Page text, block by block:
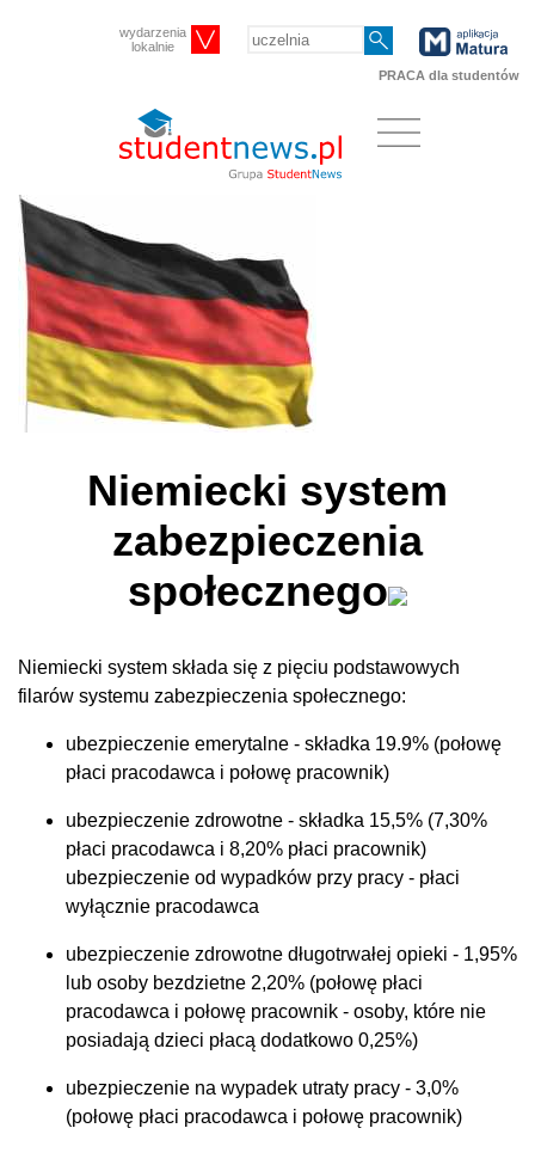
wydarzenia
lokalnie
PRACA dla studentów
Niemiecki system
zabezpieczenia
społecznego
Niemiecki system składa się z pięciu podstawowych
filarów systemu zabezpieczenia społecznego:
ubezpieczenie emerytalne - składka 19.9% (połowę
płaci pracodawca i połowę pracownik)
ubezpieczenie zdrowotne - składka 15,5% (7,30%
płaci pracodawca i 8,20% płaci pracownik)
ubezpieczenie od wypadków przy pracy - płaci
wyłącznie pracodawca
ubezpieczenie zdrowotne długotrwałej opieki - 1,95%
lub osoby bezdzietne 2,20% (połowę płaci
pracodawca i połowę pracownik - osoby, które nie
posiadają dzieci płacą dodatkowo 0,25%)
ubezpieczenie na wypadek utraty pracy - 3,0%
(połowę płaci pracodawca i połowę pracownik)